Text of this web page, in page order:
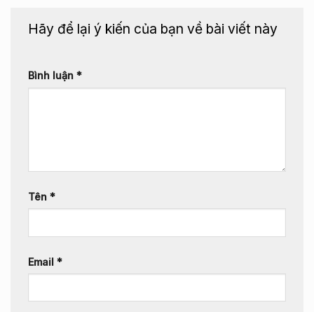
Hãy để lại ý kiến của bạn về bài viết này
Bình luận *
Tên *
Email *